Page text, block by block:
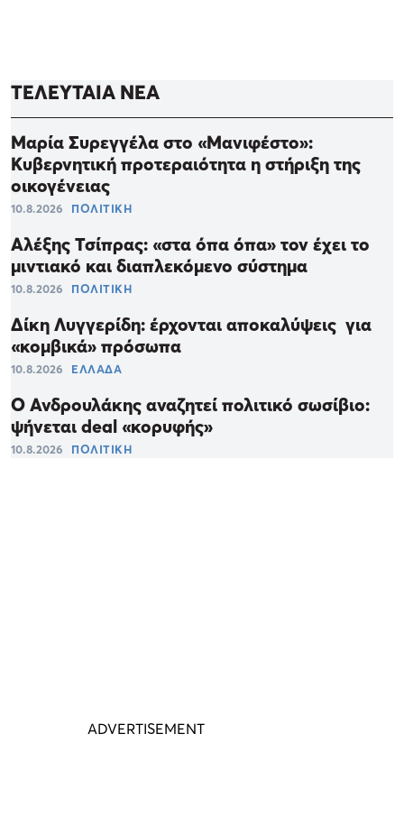
ΤΕΛΕΥΤΑΙΑ ΝΕΑ
Μαρία Συρεγγέλα στο «Μανιφέστο»:
Κυβερνητική προτεραιότητα η στήριξη της
οικογένειας
10.8.2026 ΠΟΛΙΤΙΚΗ
Αλέξης Τσίπρας: «στα όπα όπα» τον έχει το
μιντιακό και διαπλεκόμενο σύστημα
10.8.2026 ΠΟΛΙΤΙΚΗ
Δίκη Λυγγερίδη: έρχονται αποκαλύψεις για
«κομβικά» πρόσωπα
10.8.2026 ΕΛΛΑΔΑ
Ο Ανδρουλάκης αναζητεί πολιτικό σωσίβιο:
ψήνεται deal «κορυφής»
10.8.2026 ΠΟΛΙΤΙΚΗ